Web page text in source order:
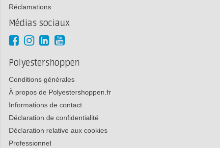
Réclamations
Médias sociaux
Polyestershoppen
Conditions générales
À propos de Polyestershoppen.fr
Informations de contact
Déclaration de confidentialité
Déclaration relative aux cookies
Professionnel